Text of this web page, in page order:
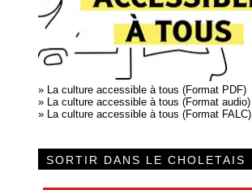
» La culture accessible à tous (Format PDF)
» La culture accessible à tous (Format audio)
» La culture accessible à tous (Format FALC)
SORTIR DANS LE CHOLETAIS